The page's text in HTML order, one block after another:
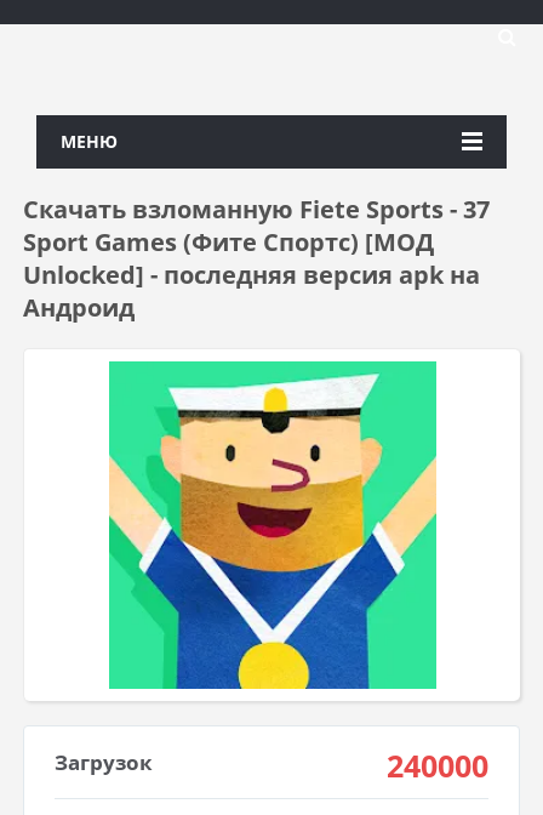
МЕНЮ
Скачать взломанную Fiete Sports - 37
Sport Games (Фите Спортс) [МОД
Unlocked] - последняя версия apk на
Андроид
Загрузок 240000